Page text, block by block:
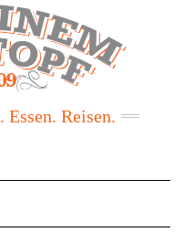
Reisen.